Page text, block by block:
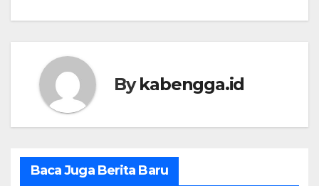
Bykabengga.id
Baca Juga Berita Baru